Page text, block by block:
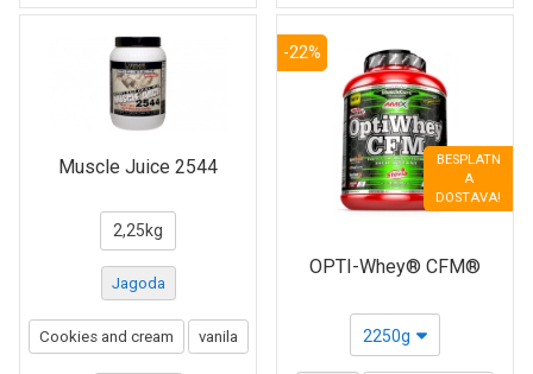
Muscle Juice 2544
2,25kg
Jagoda
Cookies and cream vanila
BESPLATN
A
DOSTAVA!
-22%
OPTI-Whey® CFM®
2250g